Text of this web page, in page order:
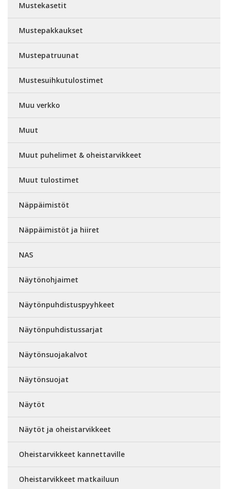
Mustekasetit
Mustepakkaukset
Mustepatruunat
Mustesuihkutulostimet
Muu verkko
Muut
Muut puhelimet & oheistarvikkeet
Muut tulostimet
Näppäimistöt
Näppäimistöt ja hiiret
NAS
Näytönohjaimet
Näytönpuhdistuspyyhkeet
Näytönpuhdistussarjat
Näytönsuojakalvot
Näytönsuojat
Näytöt
Näytöt ja oheistarvikkeet
Oheistarvikkeet kannettaville
Oheistarvikkeet matkailuun